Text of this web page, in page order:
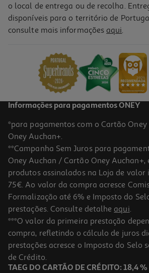
Macbook Air 13" Apple (m5/16gb/1tb Silver)
1.779,99 €
Macbook Air 13" Apple (m5/24gb/1tb Sky
1999.99 €/un
1.999,99 €
o local de entrega ou de recolha.
disponíveis para o território de
consulte mais informações aqui.
Informações para pagamentos ONEY
*para pagamentos com o Cartão
Oney Auchan+.
**Campanha Sem Juros para
Oney Auchan / Cartão Oney Auchan+,
produtos assinalados na Loja de valor
75€. Ao valor da compra acresce
Formalização até 6% e Imposto do
prestações. Consulte detalhe aqui.
***O valor da primeira prestação
compra, refletindo o cálculo de juros
prestações acresce o Imposto do Selo
de Crédito.
TAEG DO CARTÃO DE CRÉDITO: 18,4 %